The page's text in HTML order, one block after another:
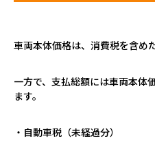
車両本体価格は、消費税を含め
一方で、支払総額には車両本体
ます。
・自動車税（未経過分）